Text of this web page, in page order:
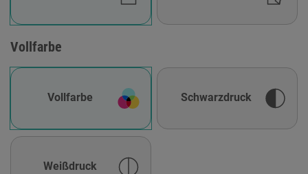
Vollfarbe
Vollfarbe Schwarzdruck
Weißdruck